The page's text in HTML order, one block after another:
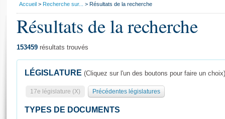
Présidence
Séance publique
Général
Rôle et pouvoirs de l'Assemblée
Visiter l'Assemblée
Vous
Accueil Recherche sur... Résultats de la recherche
Résultats de la recherche
153459 résultats trouvés
LÉGISLATURE (Cliquez sur l'un des boutons pour faire un choix)
17e législature (X) Précédentes législatures
TYPES DE DOCUMENTS